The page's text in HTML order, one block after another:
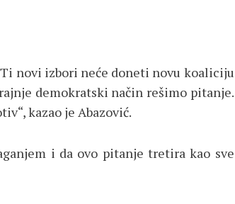
novi izbori neće doneti novu koaliciju
demokratski način rešimo pitanje.
kazao je Abazović.
i da ovo pitanje tretira kao sve